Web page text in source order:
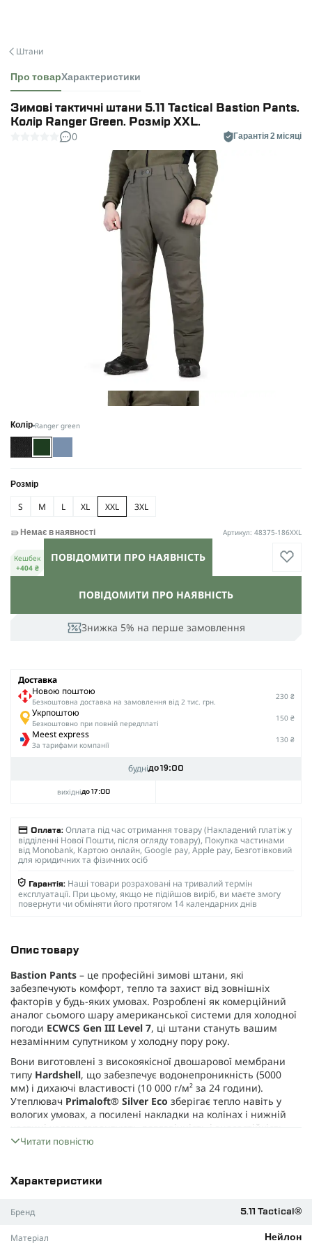
Штани
Про товарХарактеристики
Зимові тактичні штани 5.11 Tactical Bastion Pants.
Колір Ranger Green. Розмір XXL.
0 Гарантія 2 місяці
Колір Ranger green
Розмір
S M L XL XXL 3XL
Знижка 5% на перше замовлення
ПОВІДОМИТИ ПРО НАЯВНІСТЬ
Немає в наявності Артикул: 48375-186XXL
Кешбек
+404 ₴
ПОВІДОМИТИ ПРО НАЯВНІСТЬ
Доставка
Новою поштою
Безкоштовна доставка на замовлення від 2 тис. грн.
230 ₴
Укрпоштою
Безкоштовно при повній передплаті
150 ₴
Meest express
За тарифами компанії
130 ₴
буднідо 19:00
вихіднідо 17:00
Оплата: Оплата під час отримання товару (Накладений платіж у
відділенні Нової Пошти, після огляду товару), Покупка частинами
від Monobank, Картою онлайн, Google pay, Apple pay, Безготівковий
для юридичних та фізичних осіб
Гарантія: Наші товари розраховані на тривалий термін
експлуатації. При цьому, якщо не підійшов виріб, ви маєте змогу
повернути чи обміняти його протягом 14 календарних днів
Опис товару
Bastion Pants – це професійні зимові штани, які
забезпечують комфорт, тепло та захист від зовнішніх
факторів у будь-яких умовах. Розроблені як комерційний
аналог сьомого шару американської системи для холодної
погоди ECWCS Gen III Level 7, ці штани стануть вашим
незамінним супутником у холодну пору року.
Вони виготовлені з високоякісної двошарової мембрани
типу Hardshell, що забезпечує водонепроникність (5000
мм) і дихаючі властивості (10 000 г/м² за 24 години).
Утеплювач Primaloft® Silver Eco зберігає тепло навіть у
вологих умовах, а посилені накладки на колінах і нижній
частині холош гарантують довговічність і зносостійкість.
Основні особливості:
ефективне відведення випарів від тіла.
зберігає свої властивості навіть у вологому стані.
Покриття DWR
: надає тканині вологовідштовхуючі
Читати повністю
Характеристики
Бренд 5.11 Tactical®
Матеріал Нейлон